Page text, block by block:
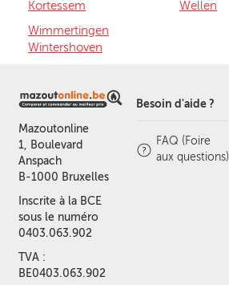
Kortessem
Wellen
Wimmertingen
Wintershoven
Mazoutonline
1, Boulevard
Anspach
B-1000 Bruxelles
Inscrite à la BCE
sous le numéro
0403.063.902
TVA :
BE0403.063.902
Besoin d'aide ?
FAQ (Foire
aux questions)